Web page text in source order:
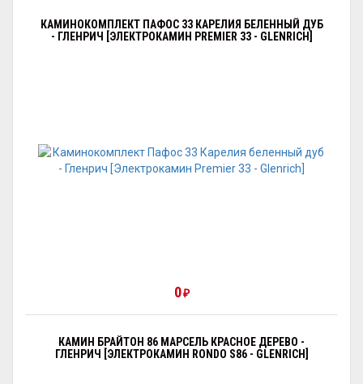
КАМИНОКОМПЛЕКТ ПАФОС 33 КАРЕЛИЯ БЕЛЕННЫЙ ДУБ
- ГЛЕНРИЧ [ЭЛЕКТРОКАМИН PREMIER 33 - GLENRICH]
0₽
КАМИН БРАЙТОН 86 МАРСЕЛЬ КРАСНОЕ ДЕРЕВО -
ГЛЕНРИЧ [ЭЛЕКТРОКАМИН RONDO S86 - GLENRICH]